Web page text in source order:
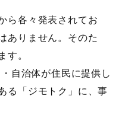
ら各々発表されてお
ありません。そのた
す。
自治体が住民に提供し
る「ジモトク」に、事